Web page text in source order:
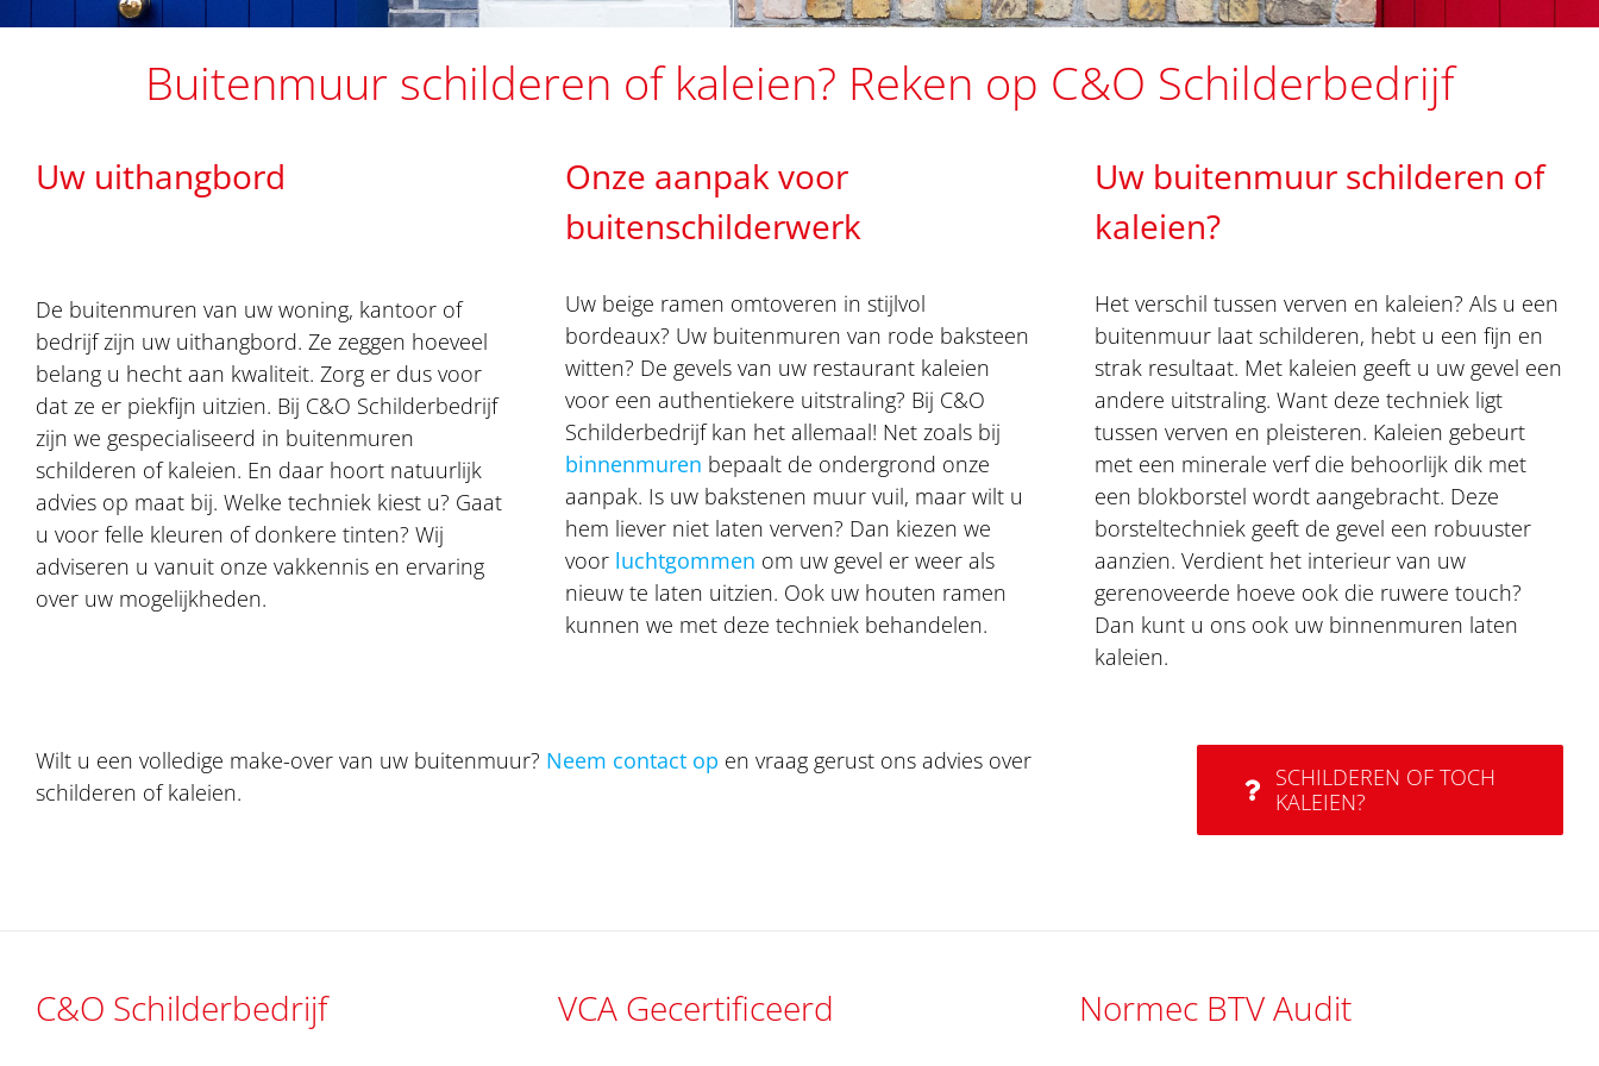
Buitenmuur schilderen of kaleien? Reken op C&O Schilderbedrijf
Uw uithangbord
De buitenmuren van uw woning, kantoor of
bedrijf zijn uw uithangbord. Ze zeggen hoeveel
belang u hecht aan kwaliteit. Zorg er dus voor
dat ze er piekfijn uitzien. Bij C&O Schilderbedrijf
zijn we gespecialiseerd in buitenmuren
schilderen of kaleien. En daar hoort natuurlijk
advies op maat bij. Welke techniek kiest u? Gaat
u voor felle kleuren of donkere tinten? Wij
adviseren u vanuit onze vakkennis en ervaring
over uw mogelijkheden.
Onze aanpak voor
buitenschilderwerk
Uw beige ramen omtoveren in stijlvol
bordeaux? Uw buitenmuren van rode baksteen
witten? De gevels van uw restaurant kaleien
voor een authentiekere uitstraling? Bij C&O
Schilderbedrijf kan het allemaal! Net zoals bij
binnenmuren bepaalt de ondergrond onze
aanpak. Is uw bakstenen muur vuil, maar wilt u
hem liever niet laten verven? Dan kiezen we
voor luchtgommen om uw gevel er weer als
nieuw te laten uitzien. Ook uw houten ramen
kunnen we met deze techniek behandelen.
Uw buitenmuur schilderen of
kaleien?
Het verschil tussen verven en kaleien? Als u een
buitenmuur laat schilderen, hebt u een fijn en
strak resultaat. Met kaleien geeft u uw gevel een
andere uitstraling. Want deze techniek ligt
tussen verven en pleisteren. Kaleien gebeurt
met een minerale verf die behoorlijk dik met
een blokborstel wordt aangebracht. Deze
borsteltechniek geeft de gevel een robuuster
aanzien. Verdient het interieur van uw
gerenoveerde hoeve ook die ruwere touch?
Dan kunt u ons ook uw binnenmuren laten
kaleien.
Wilt u een volledige make-over van uw buitenmuur? Neem contact op en vraag gerust ons advies over
schilderen of kaleien.
SCHILDEREN OF TOCH
KALEIEN?
C&O Schilderbedrijf VCA Gecertificeerd Normec BTV Audit